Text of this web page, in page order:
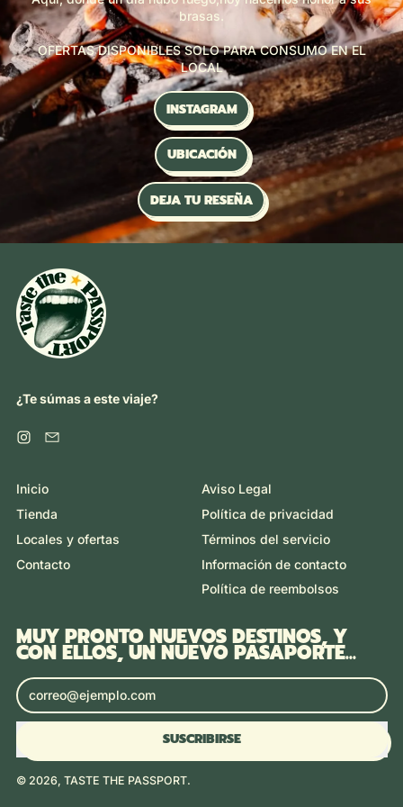
brasas.
OFERTAS DISPONIBLES SOLO PARA CONSUMO EN EL
LOCAL
INSTAGRAM
UBICACIÓN
DEJA TU RESEÑA
¿Te súmas a este viaje?
Instagram
Email
Inicio
Tienda
Locales y ofertas
Contacto
Aviso Legal
Política de privacidad
Términos del servicio
Información de contacto
Política de reembolsos
MUY PRONTO NUEVOS DESTINOS, Y
CON ELLOS, UN NUEVO PASAPORTE...
Dirección de correo electrónico
SUSCRIBIRSE
© 2026, TASTE THE PASSPORT.